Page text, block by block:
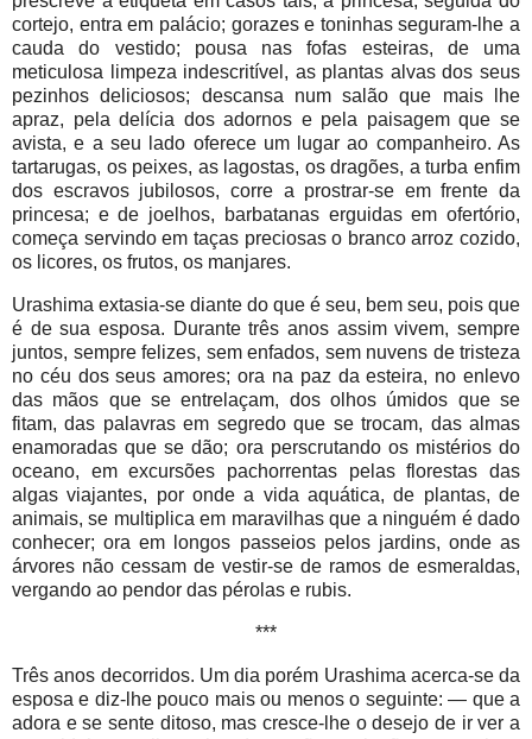
cortejo, entra em palácio; gorazes e toninhas seguram-lhe a
cauda do vestido; pousa nas fofas esteiras, de uma
meticulosa limpeza indescritível, as plantas alvas dos seus
pezinhos deliciosos; descansa num salão que mais lhe
apraz, pela delícia dos adornos e pela paisagem que se
avista, e a seu lado oferece um lugar ao companheiro. As
tartarugas, os peixes, as lagostas, os dragões, a turba enfim
dos escravos jubilosos, corre a prostrar-se em frente da
princesa; e de joelhos, barbatanas erguidas em ofertório,
começa servindo em taças preciosas o branco arroz cozido,
os licores, os frutos, os manjares.
Urashima extasia-se diante do que é seu, bem seu, pois que
é de sua esposa. Durante três anos assim vivem, sempre
juntos, sempre felizes, sem enfados, sem nuvens de tristeza
no céu dos seus amores; ora na paz da esteira, no enlevo
das mãos que se entrelaçam, dos olhos úmidos que se
fitam, das palavras em segredo que se trocam, das almas
enamoradas que se dão; ora perscrutando os mistérios do
oceano, em excursões pachorrentas pelas florestas das
algas viajantes, por onde a vida aquática, de plantas, de
animais, se multiplica em maravilhas que a ninguém é dado
conhecer; ora em longos passeios pelos jardins, onde as
árvores não cessam de vestir-se de ramos de esmeraldas,
vergando ao pendor das pérolas e rubis.
***
Três anos decorridos. Um dia porém Urashima acerca-se da
esposa e diz-lhe pouco mais ou menos o seguinte: — que a
adora e se sente ditoso, mas cresce-lhe o desejo de ir ver a